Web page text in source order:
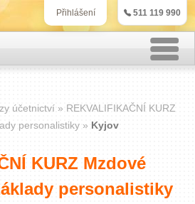
Přihlášení 511 119 990
účetnictví
personalistiky
marketingu
účetnictví
REKVALIFIKAČNÍ KURZ
personalistiky
Kyjov
KURZ Mzdové
personalistiky